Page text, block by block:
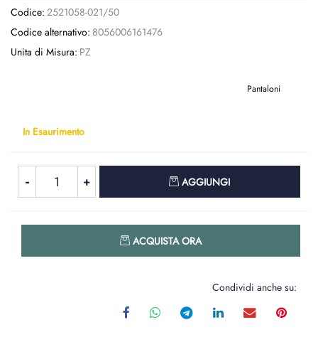
Codice: 2521058-021/50
Codice alternativo: 8056006161476
Unita di Misura: PZ
Pantaloni
In Esaurimento
AGGIUNGI
ACQUISTA ORA
Condividi anche su: